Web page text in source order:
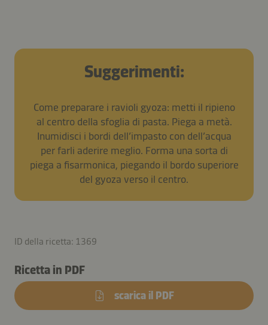
Suggerimenti:
Come preparare i ravioli gyoza: metti il ripieno
al centro della sfoglia di pasta. Piega a metà.
Inumidisci i bordi dell’impasto con dell’acqua
per farli aderire meglio. Forma una sorta di
piega a fisarmonica, piegando il bordo superiore
del gyoza verso il centro.
ID della ricetta: 1369
Ricetta in PDF
scarica il PDF